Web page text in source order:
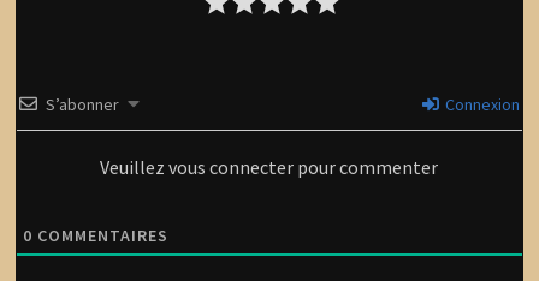
S’abonner Connexion
Veuillez vous connecter pour commenter
0 COMMENTAIRES